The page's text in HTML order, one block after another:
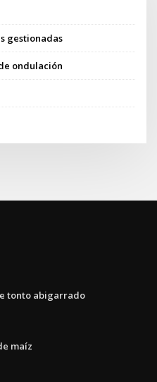
gestionadas
ondulación
tonto abigarrado
maíz